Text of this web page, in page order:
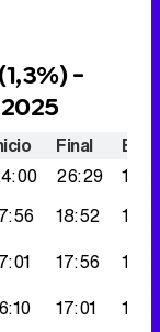
1,3%) -
Final
26:29
18:52
17:56
17:01